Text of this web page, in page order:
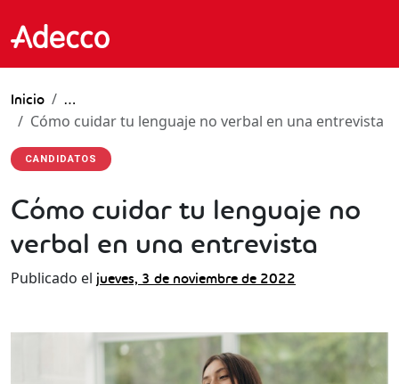
Inicio …
Cómo cuidar tu lenguaje no verbal en una entrevista
CANDIDATOS
Cómo cuidar tu lenguaje no
verbal en una entrevista
Publicado el jueves, 3 de noviembre de 2022